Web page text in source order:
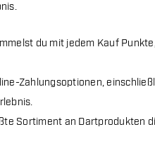
du mit jedem Kauf
Zahlungsoptionen,
Sortiment an Dartprodukten